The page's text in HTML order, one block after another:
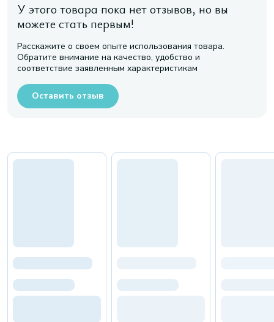
У этого товара пока нет отзывов, но вы
можете стать первым!
Расскажите о своем опыте использования товара.
Обратите внимание на качество, удобство и
соответствие заявленным характеристикам
Оставить отзыв